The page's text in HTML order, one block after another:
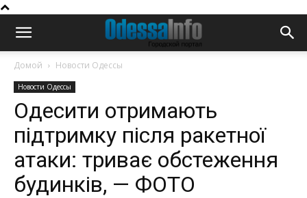
Домой Новости Одессы
Новости Одессы
Одесити отримають
підтримку після ракетної
атаки: триває обстеження
будинків, — ФОТО